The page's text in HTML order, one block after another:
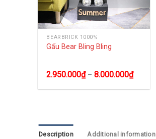
BEARBRICK 1000%
Gấu Bear Bling Bling
2.950.000₫–8.000.000₫
Description Additional information